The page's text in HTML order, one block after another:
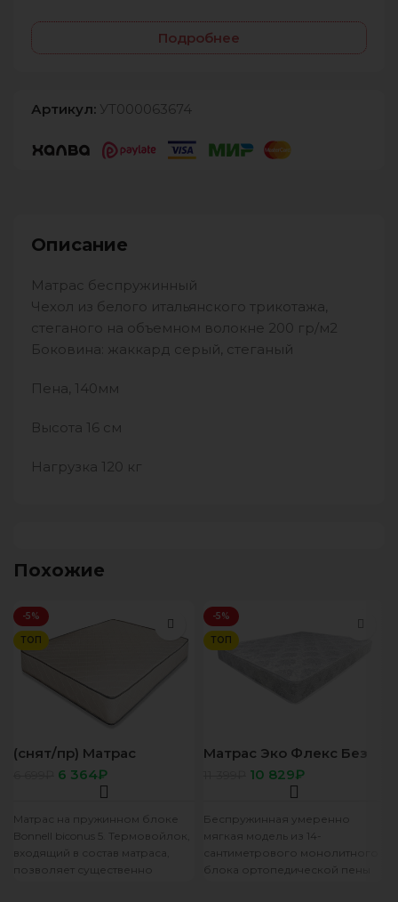
Подробнее
Артикул: УТ000063674
Описание
Матрас беспружинный
Чехол из белого итальянского трикотажа,
стеганого на объемном волокне 200 гр/м2
Боковина: жаккард серый, стеганый
Пена, 140мм
Высота 16 см
Нагрузка 120 кг
Похожие
-5%
ТОП
(снят/пр) Матрас
Форвард Боннель
80х200
6 364₽
Матрас на пружинном блоке
Bonnell biconus 5. Термовойлок,
входящий в состав матраса,
позволяет существенно
-5%
ТОП
Матрас Эко Флекс Без
пружин 120х200
10 829₽
Беспружинная умеренно
мягкая модель из 14-
сантиметрового монолитного
блока ортопедической пены